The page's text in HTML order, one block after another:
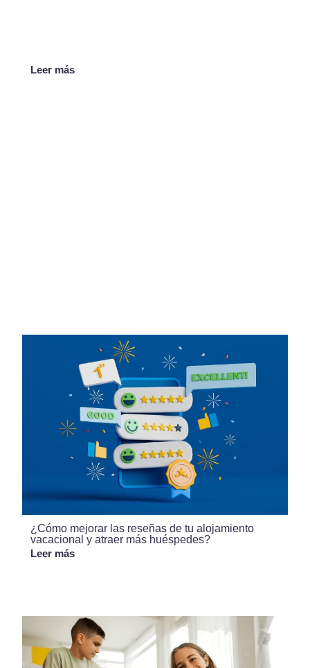
Leer más
¿Cómo mejorar las reseñas de tu alojamiento
vacacional y atraer más huéspedes?
Leer más